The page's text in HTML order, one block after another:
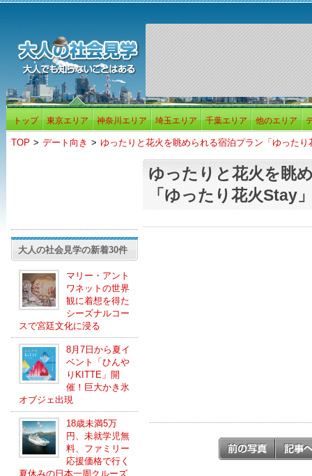
トップ 東京エリア 神奈川エリア 埼玉エリア 千葉エリア 他のエリア
TOP > デート向き > ゆったりと花火を眺められる宿泊プラン「ゆったり
大人の社会見学の新着30件
マリー・アント
ワネットの世界
観に着想を得た
シーズナルコー
スで宮廷文化に浸る
8月7日から夏イ
ベント「ひんや
りKITTE」開
催！巨大かき氷
オブジェ出現
18歳未満5万
円、未就学児無
料、ファミリー
応援価格で行く
夏休みの日本一周クルーズ
ゆったりと花火を眺
「ゆったり花火Stay